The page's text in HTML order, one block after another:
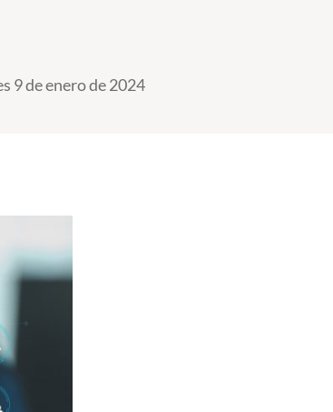
9 de enero de 2024